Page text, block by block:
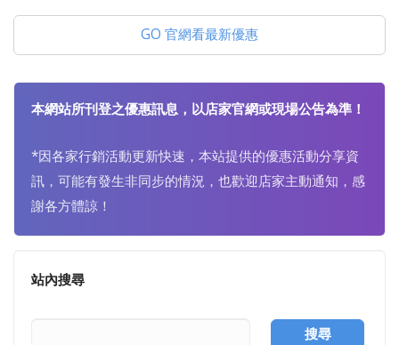
GO 官網看最新優惠
本網站所刊登之優惠訊息，以店家官網或現場公告為準！
*因各家行銷活動更新快速，本站提供的優惠活動分享資
訊，可能有發生非同步的情況，也歡迎店家主動通知，感
謝各方體諒！
站內搜尋
搜尋